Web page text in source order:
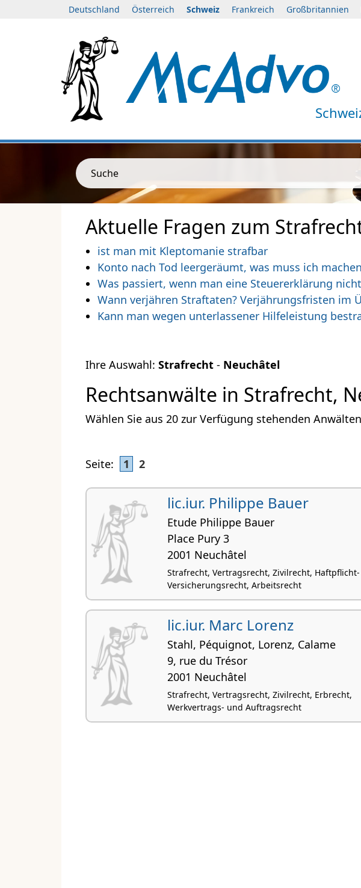
Deutschland Österreich Schweiz Frankreich Großbritannien
Suche
Aktuelle Fragen zum
ist man mit Kleptomanie strafbar
Konto nach Tod leergeräumt, was muss ich
Was passiert, wenn man eine Steuererklärung
Wann verjähren Straftaten? Verjährungsfristen im
Kann man wegen unterlassener Hilfeleistung
Ihre Auswahl: Strafrecht - Neuchâtel
Rechtsanwälte in Strafrecht,
Wählen Sie aus 20 zur Verfügung stehenden
Seite: 1 2
lic.iur. Philippe Bauer
Etude Philippe Bauer
Place Pury 3
2001 Neuchâtel
Strafrecht, Vertragsrecht, Zivilrecht,
Versicherungsrecht, Arbeitsrecht
lic.iur. Marc Lorenz
Stahl, Péquignot, Lorenz, Calame
9, rue du Trésor
2001 Neuchâtel
Strafrecht, Vertragsrecht, Zivilrecht, Erbrecht,
Werkvertrags- und Auftragsrecht